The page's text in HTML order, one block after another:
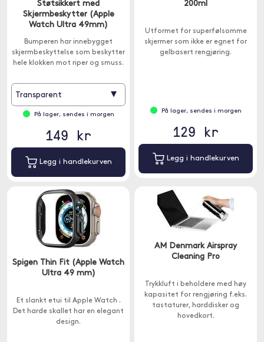
Støtsikkert med
Skjermbeskytter (Apple
Watch Ultra 49mm)
Bumperen har innebygget
skjermbeskyttelse som beskytter
hele klokken mot riper og smuss.
Transparent ▾
På lager, sendes i morgen
149 kr
Legg i handlekurven
200ml
Utformet for superfølsomme
skjermer som ikke er egnet for
gelbasert rengjøring.
På lager, sendes i morgen
129 kr
Legg i handlekurven
Spigen Thin Fit (Apple Watch
Ultra 49 mm)
Et slankt etui til Apple Watch .
Det harde skallet har en elegant
design.
AM Denmark Airspray
Cleaning Pro
Trykkluft i beholdere med høy
kapasitet for rengjøring f.eks.
tastaturer, harddisker og
hovedkort.